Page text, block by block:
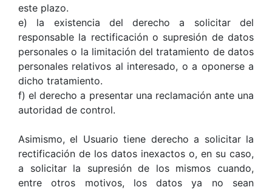
este plazo.
e) la existencia del derecho a solicitar del
responsable la rectificación o supresión de datos
personales o la limitación del tratamiento de datos
personales relativos al interesado, o a oponerse a
dicho tratamiento.
f) el derecho a presentar una reclamación ante una
autoridad de control.
Asimismo, el Usuario tiene derecho a solicitar la
rectificación de los datos inexactos o, en su caso,
a solicitar la supresión de los mismos cuando,
entre otros motivos, los datos ya no sean